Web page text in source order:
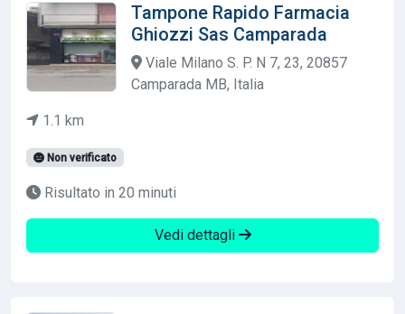
Tampone Rapido Farmacia
Ghiozzi Sas Camparada
Viale Milano S. P. N 7, 23, 20857
Camparada MB, Italia
1.1 km
Non verificato
Risultato in 20 minuti
Vedi dettagli